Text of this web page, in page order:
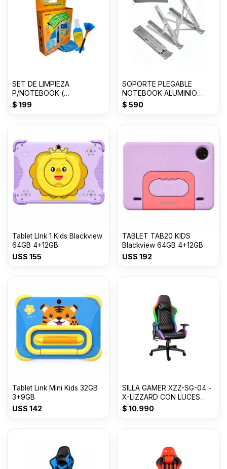
SET DE LIMPIEZA
P/NOTEBOOK (
LIQUIDO+FRANELA+PINCEL
$ 199
SOPORTE PLEGABLE
NOTEBOOK ALUMINIO
HASTA 18 PULGADAS
$ 590
Tablet LInk 1 Kids Blackview
64GB 4+12GB
U$S 155
TABLET TAB20 KIDS
Blackview 64GB 4+12GB
U$S 192
Tablet Link Mini Kids 32GB
3+9GB
U$S 142
SILLA GAMER XZZ-SG-04 -
X-LIZZARD CON LUCES
RBG
$ 10.990